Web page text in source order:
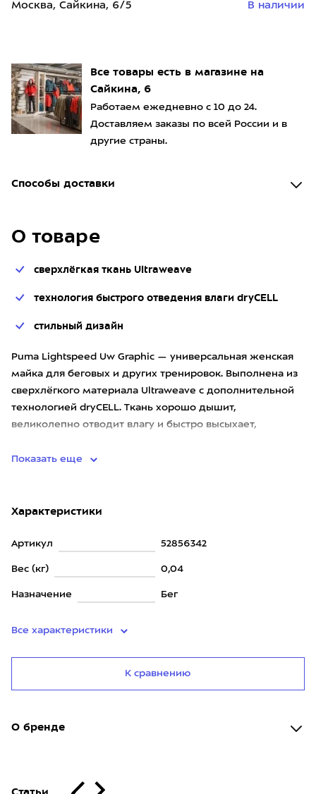
Все товары есть в магазине на
Сайкина, 6
Работаем ежедневно с 10 до 24.
Доставляем заказы по всей России и в
другие страны.
Способы доставки
О товаре
сверхлёгкая ткань Ultraweave
технология быстрого отведения влаги dryCELL
стильный дизайн
Puma Lightspeed Uw Graphic — универсальная женская
майка для беговых и других тренировок. Выполнена из
сверхлёгкого материала Ultraweave с дополнительной
технологией dryCELL. Ткань хорошо дышит,
великолепно отводит влагу и быстро высыхает,
Показать еще
Характеристики
Артикул 52856342
Вес (кг) 0,04
Назначение Бег
Все характеристики
К сравнению
О бренде
Москва, Сайкина, 6/5 В наличии